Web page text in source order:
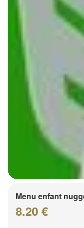
Menu enfant
8.20 €